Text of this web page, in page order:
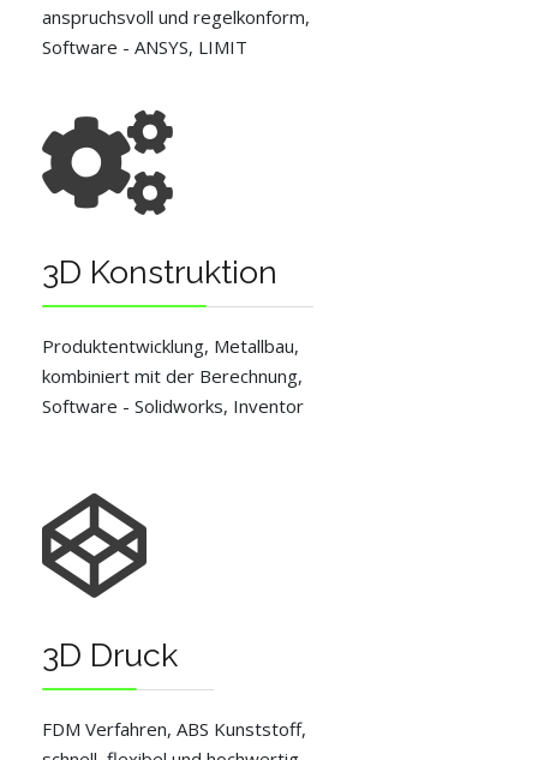
anspruchsvoll und regelkonform,
Software - ANSYS, LIMIT
3D Konstruktion
Produktentwicklung, Metallbau,
kombiniert mit der Berechnung,
Software - Solidworks, Inventor
3D Druck
FDM Verfahren, ABS Kunststoff,